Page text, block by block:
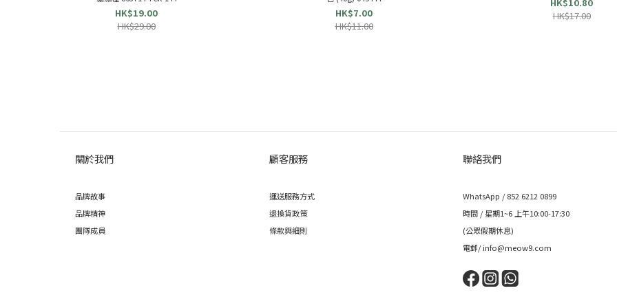
HK$19.00
HK$29.00
HK$7.00
HK$11.00
HK$17.00
關於我們
品牌故事
品牌精神
團隊成員
顧客服務
運送服務方式
退換貨政策
條款與細則
聯絡我們
WhatsApp / 852 6212 0899
時間 / 星期1~6 上午10:00-17:30
(公眾假期休息)
電郵/ info@meow9.com